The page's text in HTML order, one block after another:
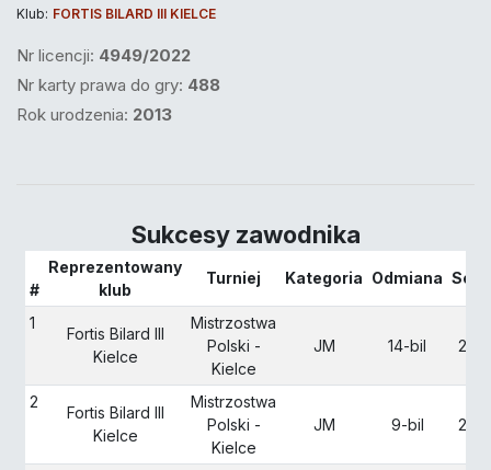
Klub: FORTIS BILARD III KIELCE
Nr licencji: 4949/2022
Nr karty prawa do gry: 488
Rok urodzenia: 2013
Sukcesy zawodnika
#
Reprezentowany
klub
Turniej Kategoria Odmiana
1
Fortis Bilard III
Kielce
Mistrzostwa
Polski -
Kielce
JM 14-bil
2
Fortis Bilard III
Kielce
Mistrzostwa
Polski -
Kielce
JM 9-bil